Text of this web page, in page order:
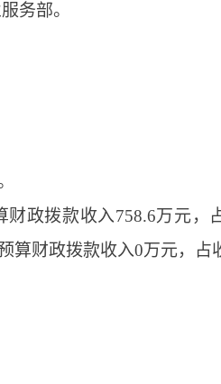
务部。
政拨款收入758.6万元，
财政拨款收入0万元，占